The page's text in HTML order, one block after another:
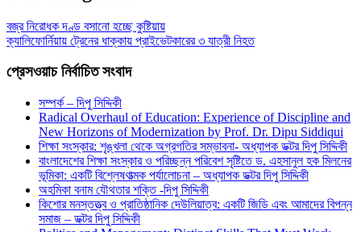
বজ্র নিরোধক দণ্ড বসানো হচ্ছে কুষ্টিয়ায়
ক্যালিফোর্নিয়ায় ট্রেনের ধাক্কায় প্রাইভেটকারের ৩ যাত্রী নিহত
প্রেসওয়াচ নির্বাচিত সংবাদ
সম্পর্ক – দিপু সিদ্দিকী
Radical Overhaul of Education: Experience of Discipline and
New Horizons of Modernization by Prof. Dr. Dipu Siddiqui
শিক্ষা সংস্কার: শৃঙ্খলা থেকে অগ্রগতির সম্ভাবনা- অধ্যাপক ডক্টর দিপু সিদ্দিকী
বাংলাদেশের শিক্ষা সংস্কার ও পরিচ্ছন্ন পরিবেশ সৃষ্টিতে ড. এহসানুল হক মিলনের
ভূমিকা: একটি বিশ্লেষণাত্মক পর্যালোচনা – অধ্যাপক ডক্টর দিপু সিদ্দিকী
অহমিকা বনাম যৌথতার শক্তি -দিপু সিদ্দিকী
কিশোর মনস্তত্ত্ব ও প্রাতিষ্ঠানিক দেউলিয়াত্ব: একটি জিডি এবং আমাদের বিপন্ন
সমাজ – ডক্টর দিপু সিদ্দিকী